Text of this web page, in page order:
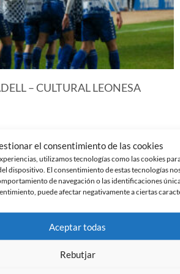
el consentimiento de las cookies
utilizamos tecnologías como las cookies
dispositivo. El consentimiento de estas tecnologías
de navegación o las identificaciones
puede afectar negativamente a ciertas
Aceptar todas
Rebutjar
– CULTURAL LEONESA